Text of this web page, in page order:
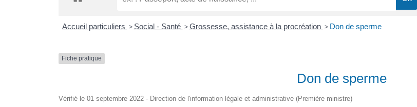
Accueil particuliers > Social - Santé > Grossesse, assistance à la procréation > Don de sperme
Fiche pratique
Don de sperme
Vérifié le 01 septembre 2022 - Direction de l'information légale et administrative (Première ministre)